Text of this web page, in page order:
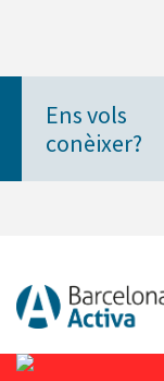
Ens vols
conèixer?